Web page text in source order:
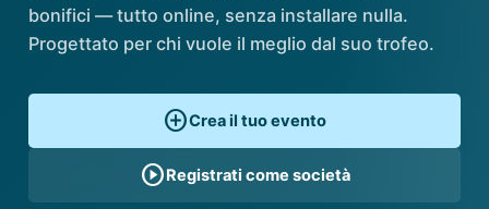
bonifici — tutto online, senza installare nulla.
Progettato per chi vuole il meglio dal suo trofeo.
add_circleCrea il tuo evento
play_circleRegistrati come società